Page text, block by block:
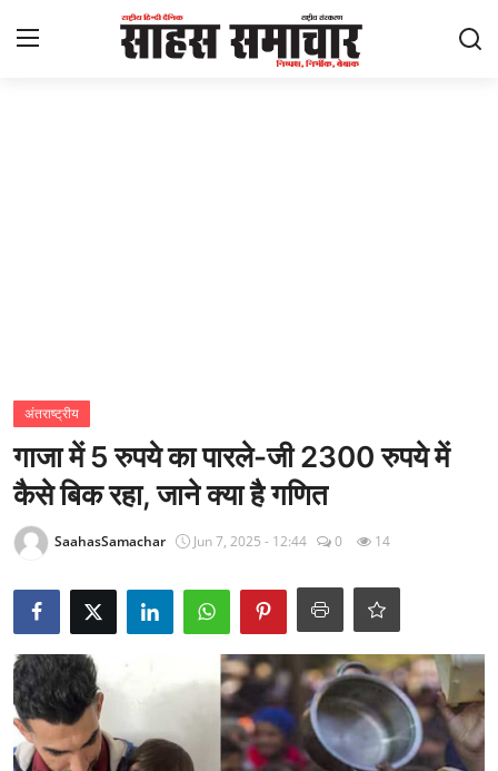
राज्य
अंतराष्ट्रीय
Epaper
धर्म
लाइफस्टाइल
अंतराष्ट्रीय
गाजा में 5 रुपये का पारले-जी 2300 रुपये में
कैसे बिक रहा, जाने क्या है गणित
SaahasSamachar Jun 7, 2025 - 12:44 0 14